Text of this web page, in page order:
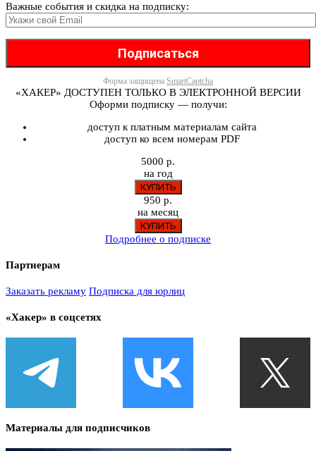
Важные события и скидка на подписку:
Форма защищена SmartCaptcha
«ХАКЕР» ДОСТУПЕН ТОЛЬКО В ЭЛЕКТРОННОЙ ВЕРСИИ
Оформи подписку — получи:
доступ к платным материалам сайта
доступ ко всем номерам PDF
5000 р.
на год
950 р.
на месяц
Подробнее о подписке
Партнерам
Заказать рекламу Подписка для юрлиц
«Хакер» в соцсетях
Материалы для подписчиков